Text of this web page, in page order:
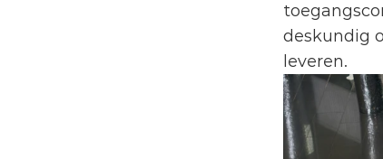
deskundig
leveren.